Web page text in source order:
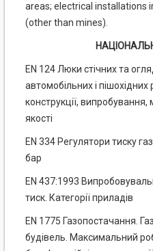
areas; electrical installations
(other than mines).
EN 124 Люки стічних та
автомобільних і
конструкції,
якості
EN 334 Регулятори тиску
бар
EN 437:1993
тиск. Категорії приладів
EN 1775 Газопостачання.
будівель. Максимальний